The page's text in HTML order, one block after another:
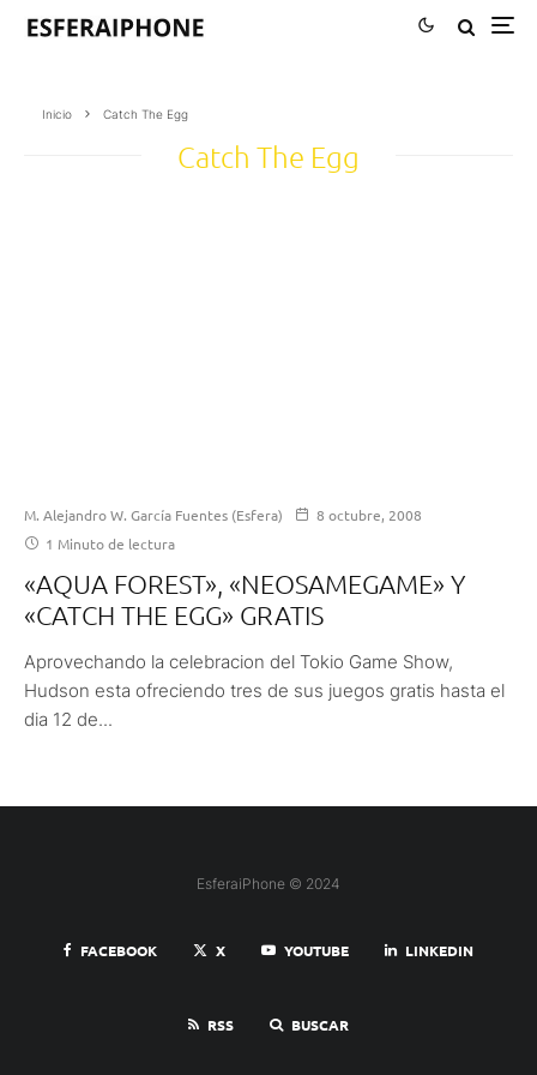
Inicio Catch The Egg
Catch The Egg
M. Alejandro W. García Fuentes (Esfera)
8 octubre, 2008
1 Minuto de lectura
«AQUA FOREST», «NEOSAMEGAME» Y
«CATCH THE EGG» GRATIS
Aprovechando la celebracion del Tokio Game Show,
Hudson esta ofreciendo tres de sus juegos gratis hasta el
dia 12 de...
EsferaiPhone © 2024
FACEBOOK X YOUTUBE LINKEDIN
RSS BUSCAR